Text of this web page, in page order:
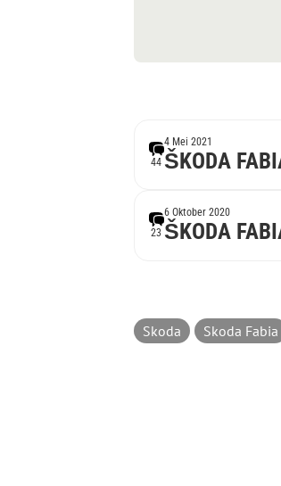
44ŠKODA
4 Mei 2021
23 ŠKODA
6 Oktober 2020
Skoda Skoda Fabia